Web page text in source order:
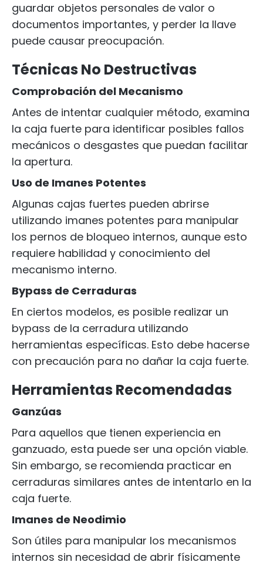
guardar objetos personales de valor o
documentos importantes, y perder la llave
puede causar preocupación.
Técnicas No Destructivas
Comprobación del Mecanismo
Antes de intentar cualquier método, examina
la caja fuerte para identificar posibles fallos
mecánicos o desgastes que puedan facilitar
la apertura.
Uso de Imanes Potentes
Algunas cajas fuertes pueden abrirse
utilizando imanes potentes para manipular
los pernos de bloqueo internos, aunque esto
requiere habilidad y conocimiento del
mecanismo interno.
Bypass de Cerraduras
En ciertos modelos, es posible realizar un
bypass de la cerradura utilizando
herramientas específicas. Esto debe hacerse
con precaución para no dañar la caja fuerte.
Herramientas Recomendadas
Ganzúas
Para aquellos que tienen experiencia en
ganzuado, esta puede ser una opción viable.
Sin embargo, se recomienda practicar en
cerraduras similares antes de intentarlo en la
caja fuerte.
Imanes de Neodimio
Son útiles para manipular los mecanismos
internos sin necesidad de abrir físicamente